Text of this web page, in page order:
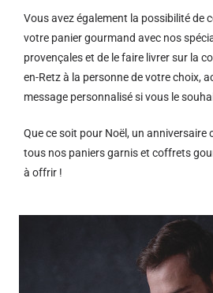
Vous avez également la possibilité de
votre panier gourmand avec nos
provençales et de le faire livrer sur la
en-Retz à la personne de votre choix,
message personnalisé si vous le
Que ce soit pour Noël, un
tous nos paniers garnis et coffrets
à offrir !